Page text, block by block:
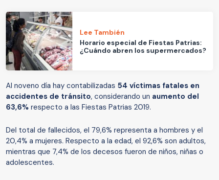
Lee También
Horario especial de Fiestas Patrias:
¿Cuándo abren los supermercados?
Al noveno día hay contabilizadas 54 víctimas fatales en
accidentes de tránsito, considerando un aumento del
63,6% respecto a las Fiestas Patrias 2019.
Del total de fallecidos, el 79,6% representa a hombres y el
20,4% a mujeres. Respecto a la edad, el 92,6% son adultos,
mientras que 7,4% de los decesos fueron de niños, niñas o
adolescentes.